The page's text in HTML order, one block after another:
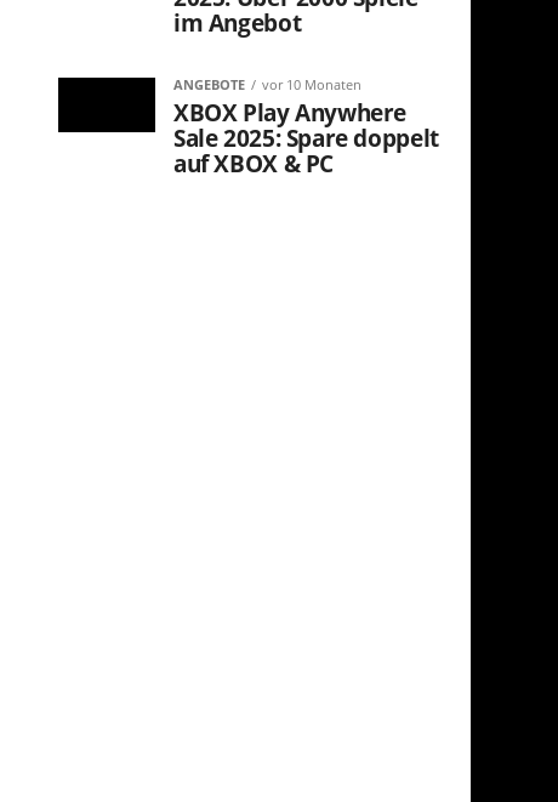
im Angebot
ANGEBOTE vor 10 Monaten
XBOX Play Anywhere
Sale 2025: Spare doppelt
auf XBOX & PC